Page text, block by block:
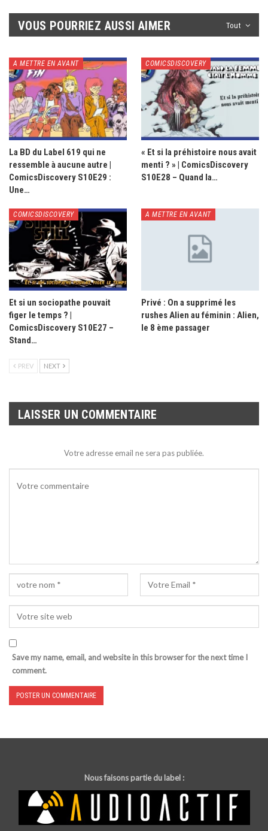
Tout
VOUS POURRIEZ AUSSI AIMER
A METTRE EN AVANT
La BD du Label 619 qui ne
ressemble à aucune autre |
ComicsDiscovery S10E29 :
Une…
COMICSDISCOVERY
« Et si la préhistoire nous avait
menti ? » | ComicsDiscovery
S10E28 – Quand la…
COMICSDISCOVERY
Et si un sociopathe pouvait
figer le temps ? |
ComicsDiscovery S10E27 –
Stand…
A METTRE EN AVANT
Privé : On a supprimé les
rushes Alien au féminin : Alien,
le 8 ème passager
PREV NEXT
LAISSER UN COMMENTAIRE
Votre adresse email ne sera pas publiée.
Save my name, email, and website in this browser for the next time I
comment.
Nous faisons partie du label :